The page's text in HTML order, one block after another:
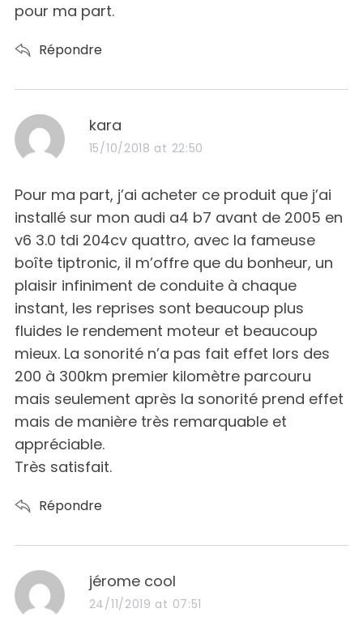
pour ma part.
Répondre
s
a
s
:
kara
15/10/2018 at 22:50
Pour ma part, j’ai acheter ce produit que j’ai
installé sur mon audi a4 b7 avant de 2005 en
v6 3.0 tdi 204cv quattro, avec la fameuse
boîte tiptronic, il m’offre que du bonheur, un
plaisir infiniment de conduite à chaque
instant, les reprises sont beaucoup plus
fluides le rendement moteur et beaucoup
mieux. La sonorité n’a pas fait effet lors des
200 à 300km premier kilomètre parcouru
mais seulement après la sonorité prend effet
mais de manière très remarquable et
appréciable.
Très satisfait.
Répondre
s
a
jérome cool
24/11/2019 at 07:51